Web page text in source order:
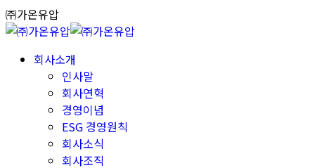
Skip
to
㈜가온유압
회사소개
인사말
회사연혁
경영이념
ESG 경영원칙
회사소식
회사조직